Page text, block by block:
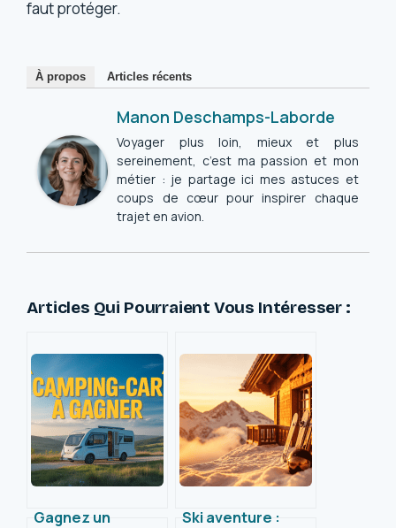
faut protéger.
À propos Articles récents
Manon Deschamps-Laborde
Voyager plus loin, mieux et plus
sereinement, c’est ma passion et mon
métier : je partage ici mes astuces et
coups de cœur pour inspirer chaque
trajet en avion.
Articles Qui Pourraient Vous Intéresser :
Gagnez un
Ski aventure :